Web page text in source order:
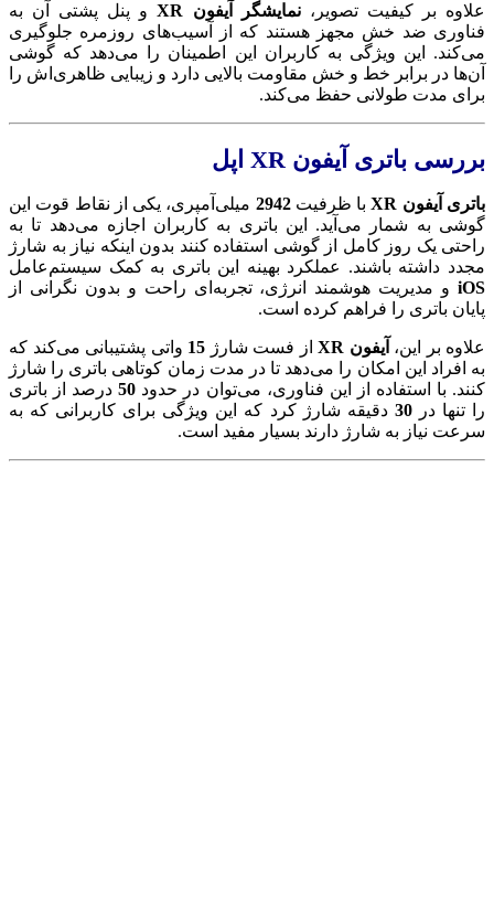
علاوه بر کیفیت تصویر،نمایشگر آیفون XR
و پنل پشتی آن به
فناوری ضد خش مجهز هستند که از آسیب‌های روزمره جلوگیری
می‌کند. این ویژگی به کاربران این اطمینان را می‌دهد که گوشی
آن‌ها در برابر خط و خش مقاومت بالایی دارد و زیبایی ظاهری‌اش را
برای مدت طولانی حفظ می‌کند.
بررسی باتری آیفون XR اپل
باتری آیفون XR با ظرفیت2942 میلی‌آمپری، یکی از نقاط قوت این
گوشی به شمار می‌آید. این باتری به کاربران اجازه می‌دهد تا به
راحتی یک روز کامل از گوشی استفاده کنند بدون اینکه نیاز به شارژ
مجدد داشته باشند. عملکرد بهینه این باتری به کمک سیستم‌عامل
iOS و مدیریت هوشمند انرژی، تجربه‌ای راحت و بدون نگرانی از
پایان باتری را فراهم کرده است.
علاوه بر این، آیفون XR از فست شارژ 15 واتی پشتیبانی می‌کند که
به افراد این امکان را می‌دهد تا در مدت زمان کوتاهی باتری را شارژ
کنند. با استفاده از این فناوری، می‌توان در حدود 50درصد از باتری
را تنها در30 دقیقه شارژ کرد که این ویژگی برای کاربرانی که به
سرعت نیاز به شارژ دارند بسیار مفید است.